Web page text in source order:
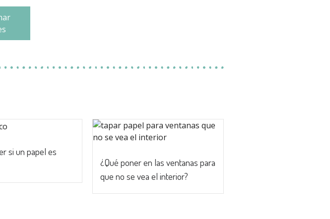
si un papel es
¿Qué poner en las ventanas para
que no se vea el interior?